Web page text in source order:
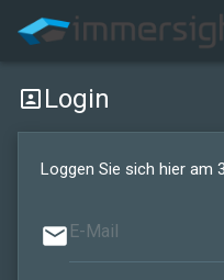
portrait Login
Loggen Sie sich hier am
email